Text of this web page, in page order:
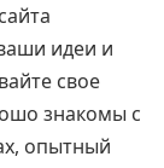
идеи и
свое
знакомы с
опытный